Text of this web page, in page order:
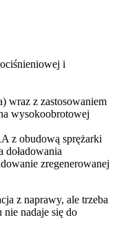
i
wraz z zastosowaniem
wysokoobrotowej
z obudową sprężarki
doładowania
zregenerowanej
z naprawy, ale trzeba
nie nadaje się do